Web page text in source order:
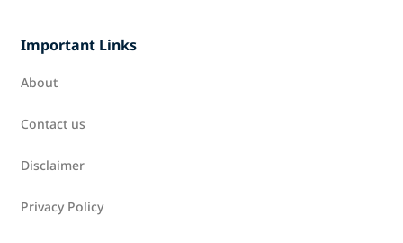
Important Links
About
Contact us
Disclaimer
Privacy Policy